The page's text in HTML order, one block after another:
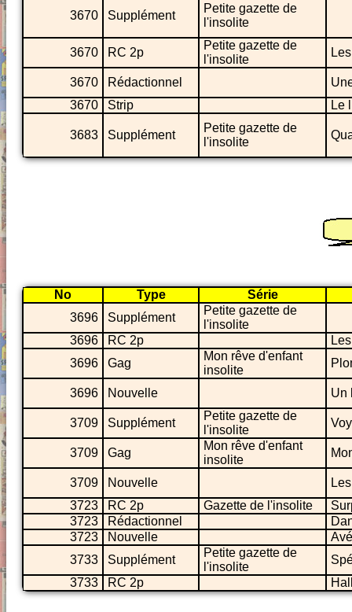
3670 Supplément
Petite gazette de
l'insolite
3670 RC 2p
Petite gazette de
l'insolite
3670 Rédactionnel
3670
Strip Le
3683 Supplément
Petite gazette de
l'insolite
No Type
Série
3696
Supplément
Petite gazette de
l'insolite
3696
RC 2p
3696
Gag
Mon rêve d'enfant
insolite
3696 Nouvelle Un
3709 Supplément
Petite gazette de
l'insolite
3709 Gag
Mon rêve d'enfant
insolite
3709 Nouvelle
3723
RC 2p Gazette de l'insolite
3723
Rédactionnel
3723
Nouvelle
3733
Supplément
Petite gazette de
l'insolite
3733
RC 2p